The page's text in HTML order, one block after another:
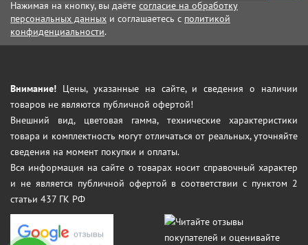
Нажимая на кнопку, вы даёте согласие на обработку
персональных данных и соглашаетесь с политикой
конфиденциальности.
Внимание! Цены, указанные на сайте, и сведения о наличии
товаров не являются публичной офертой!
Внешний вид, цветовая гамма, технические характеристики
товара и комплектность могут отличаться от реальных, уточняйте
сведения на момент покупки и оплаты.
Вся информация на сайте о товарах носит справочный характер
и не является публичной офертой в соответствии с пунктом 2
статьи 437 ГК РФ